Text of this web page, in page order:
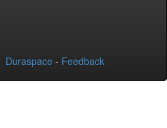
Duraspace - Feedback